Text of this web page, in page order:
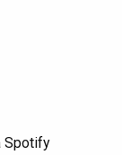
Spotify